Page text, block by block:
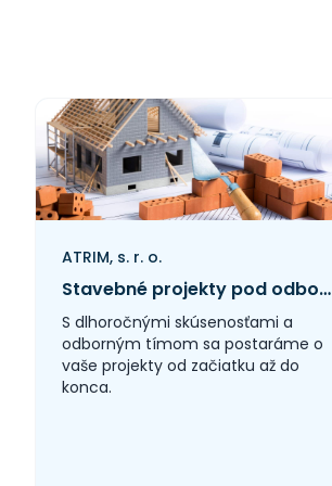
Auto-Moto > Čerpacie
stanice, pohonné hmoty
apod.
Auto-Moto > Motocykle
Auto-Moto > Motocykle -
bazary
Auto-Moto > Motocykle -
Auto-Moto > Motocykle -
predaj
Auto-Moto > Motocykle -
servis
ATRIM, s. r. o.
Stavebné projekty pod odborným dohľadom od základov až po dokončenie
S dlhoročnými skúsenosťami a
odborným tímom sa postaráme o
vaše projekty od začiatku až do
konca.